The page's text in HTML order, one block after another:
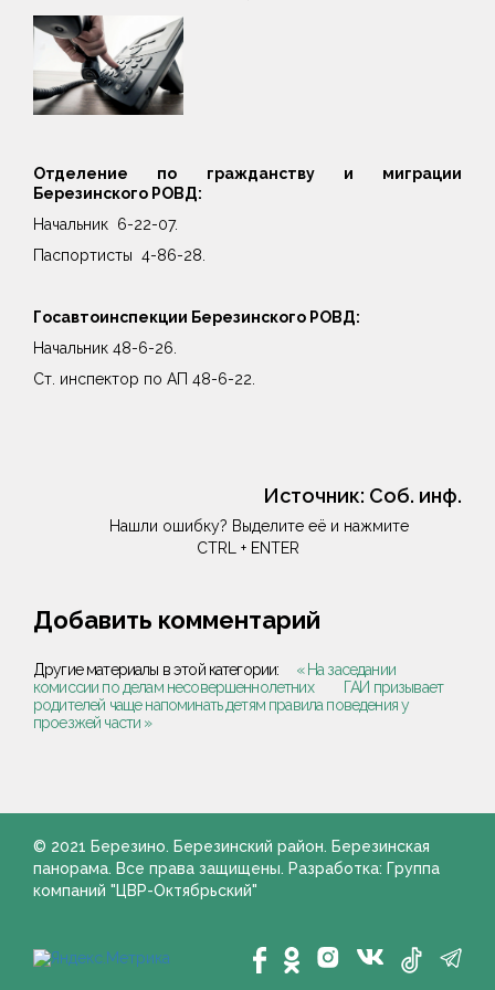
Отделение по гражданству и миграции
Березинского РОВД:
Начальник 6-22-07.
Паспортисты 4-86-28.
Госавтоинспекции Березинского РОВД:
Начальник 48-6-26.
Ст. инспектор по АП 48-6-22.
Источник: Соб. инф.
Нашли ошибку? Выделите её и нажмите
CTRL + ENTER
Добавить комментарий
Другие материалы в этой категории:
« На заседании
комиссии по делам несовершеннолетних
ГАИ призывает
родителей чаще напоминать детям правила поведения у
проезжей части »
© 2021 Березино. Березинский район. Березинская
панорама. Все права защищены. Разработка: Группа
компаний "ЦВР-Октябрьский"